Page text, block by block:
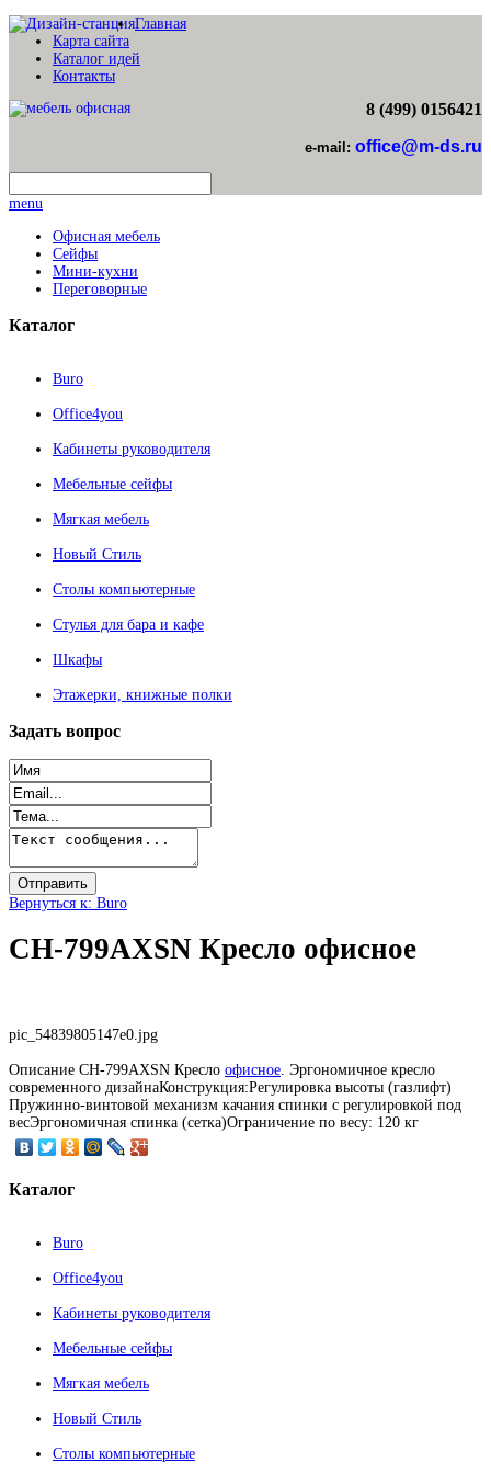
Главная
Карта сайта
Каталог идей
Контакты
8 (499) 0156421
e-mail: office@m-ds.ru
menu
Офисная мебель
Сейфы
Мини-кухни
Переговорные
Каталог
Buro
Office4you
Кабинеты руководителя
Мебельные сейфы
Мягкая мебель
Новый Стиль
Столы компьютерные
Стулья для бара и кафе
Шкафы
Этажерки, книжные полки
Задать вопрос
Вернуться к: Buro
CH-799AXSN Кресло офисное
pic_54839805147e0.jpg
Описание CH-799AXSN Кресло офисное. Эргономичное кресло
современного дизайнаКонструкция:Регулировка высоты (газлифт)
Пружинно-винтовой механизм качания спинки с регулировкой под
весЭргономичная спинка (сетка)Ограничение по весу: 120 кг
Каталог
Buro
Office4you
Кабинеты руководителя
Мебельные сейфы
Мягкая мебель
Новый Стиль
Столы компьютерные